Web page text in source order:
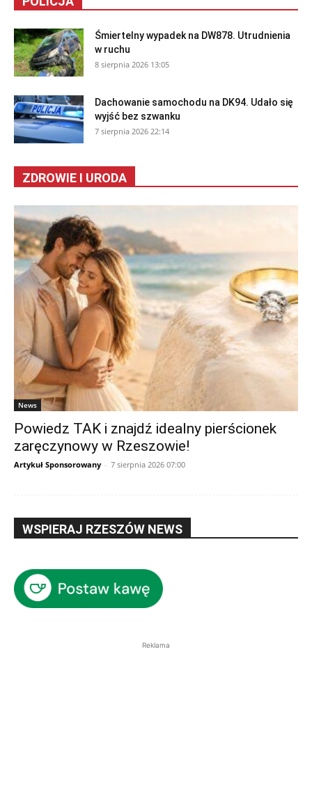
Śmiertelny wypadek na DW878. Utrudnienia
w ruchu
8 sierpnia 2026 13:05
Dachowanie samochodu na DK94. Udało się
wyjść bez szwanku
7 sierpnia 2026 22:14
ZDROWIE I URODA
News
Powiedz TAK i znajdź idealny pierścionek
zaręczynowy w Rzeszowie!
Artykuł Sponsorowany - 7 sierpnia 2026 07:00
WSPIERAJ RZESZÓW NEWS
Reklama